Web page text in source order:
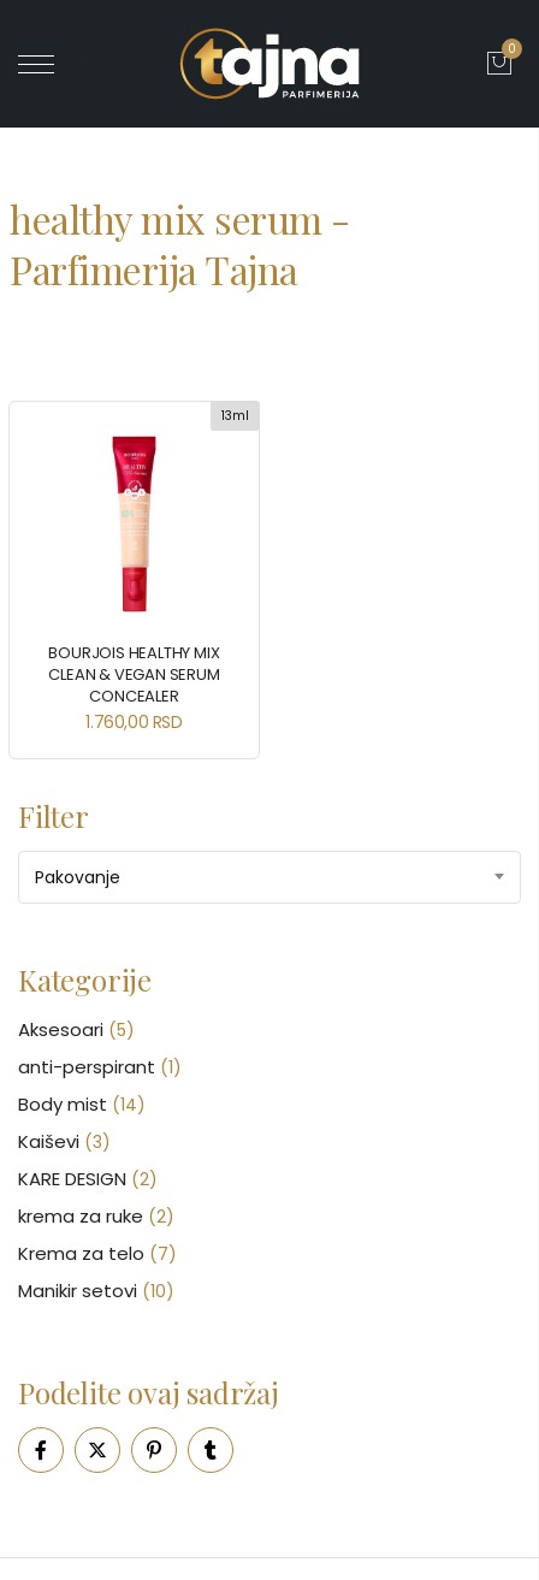
0
healthy mix serum -
Parfimerija Tajna
13ml
BOURJOIS HEALTHY MIX
CLEAN & VEGAN SERUM
CONCEALER
1.760,00 RSD
Filter
Pakovanje
Kategorije
Aksesoari (5)
anti-perspirant (1)
Body mist (14)
Kaiševi (3)
KARE DESIGN (2)
krema za ruke (2)
Krema za telo (7)
Manikir setovi (10)
Nega lica (88)
Nega tela (93)
Neseseri (15)
Ogledalo (6)
Podelite ovaj sadržaj